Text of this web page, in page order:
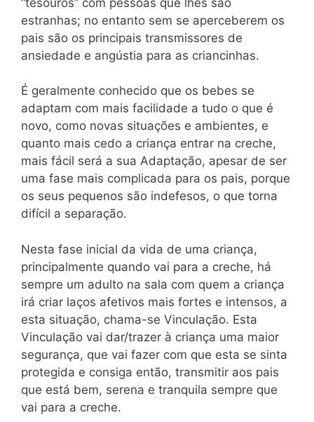
estranhas; no entanto sem se aperceberem os
pais são os principais transmissores de
ansiedade e angústia para as criancinhas.
É geralmente conhecido que os bebes se
adaptam com mais facilidade a tudo o que é
novo, como novas situações e ambientes, e
quanto mais cedo a criança entrar na creche,
mais fácil será a sua Adaptação, apesar de ser
uma fase mais complicada para os pais, porque
os seus pequenos são indefesos, o que torna
difícil a separação.
Nesta fase inicial da vida de uma criança,
principalmente quando vai para a creche, há
sempre um adulto na sala com quem a criança
irá criar laços afetivos mais fortes e intensos, a
esta situação, chama-se Vinculação. Esta
Vinculação vai dar/trazer à criança uma maior
segurança, que vai fazer com que esta se sinta
protegida e consiga então, transmitir aos pais
que está bem, serena e tranquila sempre que
vai para a creche.